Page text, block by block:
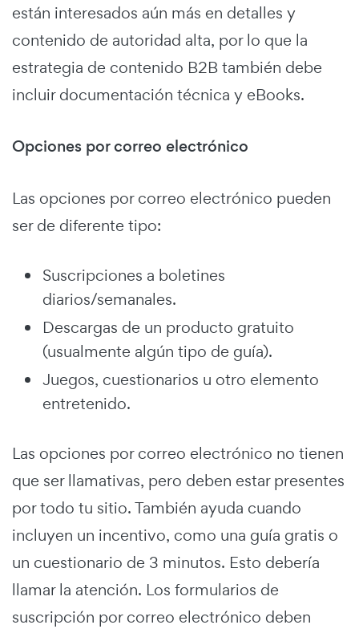
están interesados aún más en detalles y
contenido de autoridad alta, por lo que la
estrategia de contenido B2B también debe
incluir documentación técnica y eBooks.
Opciones por correo electrónico
Las opciones por correo electrónico pueden
ser de diferente tipo:
Suscripciones a boletines
diarios/semanales.
Descargas de un producto gratuito
(usualmente algún tipo de guía).
Juegos, cuestionarios u otro elemento
entretenido.
Las opciones por correo electrónico no tienen
que ser llamativas, pero deben estar presentes
por todo tu sitio. También ayuda cuando
incluyen un incentivo, como una guía gratis o
un cuestionario de 3 minutos. Esto debería
llamar la atención. Los formularios de
suscripción por correo electrónico deben